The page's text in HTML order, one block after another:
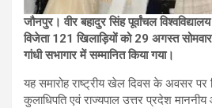
जौनपुर। वीर बहादुर सिंह पूर्वांचल
विजेता 121 खिलाड़ियों को 29 अगस्त
गांधी सभागार में सम्मानित किया गया।
यह‌ समारोह राष्ट्रीय खेल दिवस के अवसर पर
कुलाधिपति एवं राज्यपाल उत्तर प्रदेश